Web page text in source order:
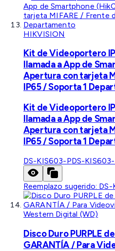
HIKVISION
Kit de Videoportero
llamada a App de
Apertura con tarjeta
IP65 / Soporta 1
Kit de Videoportero
llamada a App de
Apertura con tarjeta
IP65 / Soporta 1
DS-KIS603-PDS-
Reemplazo sugerido: DS-
Western Digital (WD)
Disco Duro PURPLE
GARANTÍA / Para